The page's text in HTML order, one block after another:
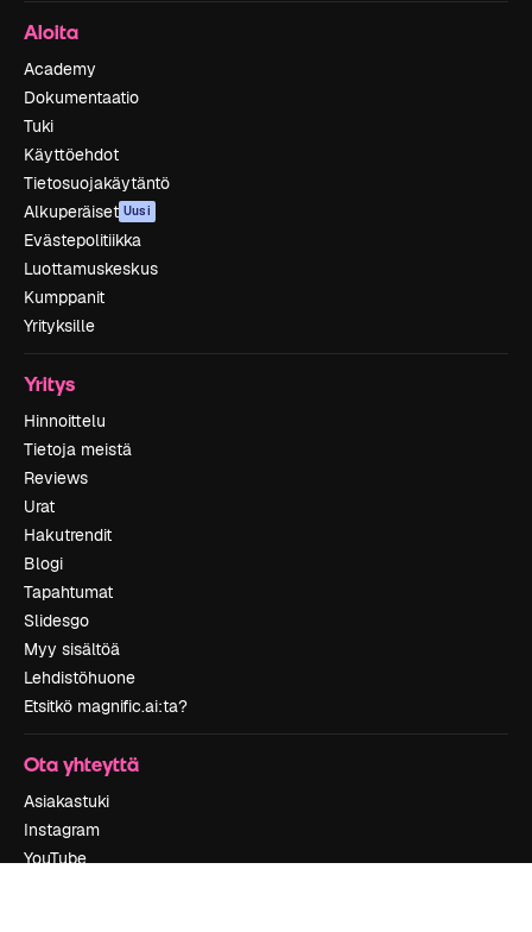
Aloita
Academy
Dokumentaatio
Tuki
Käyttöehdot
Tietosuojakäytäntö
Alkuperäiset Uusi
Evästepolitiikka
Luottamuskeskus
Kumppanit
Yrityksille
Yritys
Hinnoittelu
Tietoja meistä
Reviews
Urat
Hakutrendit
Blogi
Tapahtumat
Slidesgo
Myy sisältöä
Lehdistöhuone
Etsitkö magnific.ai:ta?
Ota yhteyttä
Asiakastuki
Instagram
YouTube